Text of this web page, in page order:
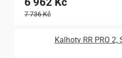
7 736 Kč
Kalhoty RR PRO 2,